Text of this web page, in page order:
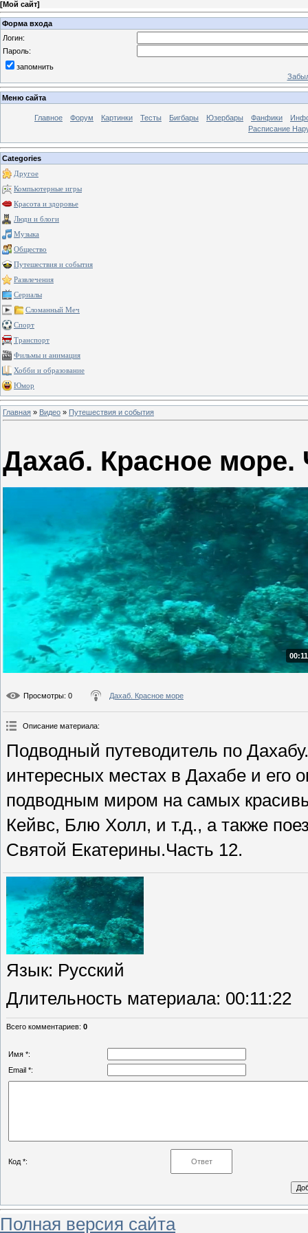
[Мой сайт]
Форма входа
Логин:
Пароль:
запомнить
Меню сайта
Главное Форум Картинки Тесты Бигбары Юзербары Фанфики
Расписание
Categories
Другое
Компьютерные игры
Красота и здоровье
Люди и блоги
Музыка
Общество
Путешествия и события
Развлечения
Сериалы
Сломанный Меч
Спорт
Транспорт
Фильмы и анимация
Хобби и образование
Юмор
Главная » Видео » Путешествия и события
Дахаб. Красное море.
Просмотры: 0 Дахаб. Красное море
Описание материала:
Подводный путеводитель по
интересных местах в Дахабе и его
подводным миром на самых
Кейвс, Блю Холл, и т.д., а также
Святой Екатерины.Часть 12.
Язык: Русский
Длительность материала: 00:11:22
Всего комментариев: 0
Имя *:
Email *:
Код *:
Полная версия сайта